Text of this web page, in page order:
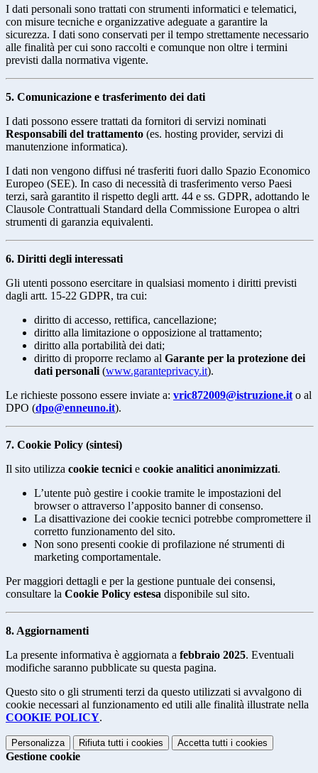
I dati personali sono trattati con strumenti informatici e telematici,
con misure tecniche e organizzative adeguate a garantire la
sicurezza. I dati sono conservati per il tempo strettamente necessario
alle finalità per cui sono raccolti e comunque non oltre i termini
previsti dalla normativa vigente.
5. Comunicazione e trasferimento dei dati
I dati possono essere trattati da fornitori di servizi nominati
Responsabili del trattamento (es. hosting provider, servizi di
manutenzione informatica).
I dati non vengono diffusi né trasferiti fuori dallo Spazio Economico
Europeo (SEE). In caso di necessità di trasferimento verso Paesi
terzi, sarà garantito il rispetto degli artt. 44 e ss. GDPR, adottando le
Clausole Contrattuali Standard della Commissione Europea o altri
strumenti di garanzia equivalenti.
6. Diritti degli interessati
Gli utenti possono esercitare in qualsiasi momento i diritti previsti
dagli artt. 15-22 GDPR, tra cui:
diritto di accesso, rettifica, cancellazione;
diritto alla limitazione o opposizione al trattamento;
diritto alla portabilità dei dati;
diritto di proporre reclamo al Garante per la protezione dei
dati personali (www.garanteprivacy.it).
Le richieste possono essere inviate a: vric872009@istruzione.it o al
DPO (dpo@enneuno.it).
7. Cookie Policy (sintesi)
Il sito utilizza cookie tecnici e cookie analitici anonimizzati.
L’utente può gestire i cookie tramite le impostazioni del
browser o attraverso l’apposito banner di consenso.
La disattivazione dei cookie tecnici potrebbe compromettere il
corretto funzionamento del sito.
Non sono presenti cookie di profilazione né strumenti di
marketing comportamentale.
Per maggiori dettagli e per la gestione puntuale dei consensi,
consultare la Cookie Policy estesa disponibile sul sito.
8. Aggiornamenti
La presente informativa è aggiornata a febbraio 2025. Eventuali
modifiche saranno pubblicate su questa pagina.
Questo sito o gli strumenti terzi da questo utilizzati si avvalgono di
cookie necessari al funzionamento ed utili alle finalità illustrate nella
COOKIE POLICY.
Personalizza Rifiuta tutti i cookies Accetta tutti i cookies
Gestione cookie